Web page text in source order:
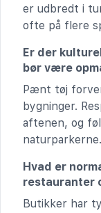
er udbredt i
ofte på flere
Er der
bør være
Pænt tøj
bygninger.
aftenen, og
naturparkerne.
Hvad er
restauranter
Butikker har